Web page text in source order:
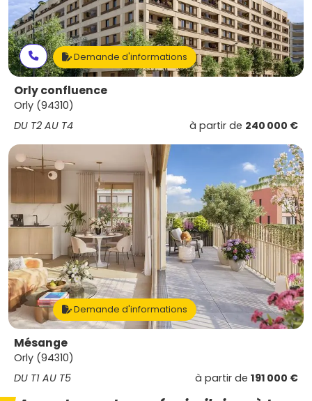
Demande d'informations
Orly confluence
Orly (94310)
DU T2 AU T4
à partir de 240 000 €
Demande d'informations
Mésange
Orly (94310)
DU T1 AU T5
à partir de 191 000 €